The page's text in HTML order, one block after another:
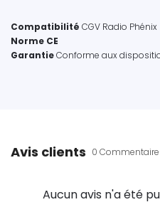
Compatibilité CGV Radio Phénix
Norme CE
GarantieConforme aux
Avis clients 0
Aucun avis n'a été